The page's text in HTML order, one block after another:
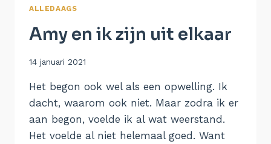
ALLEDAAGS
Amy en ik zijn uit elkaar
Door
14 januari 2021
Het begon ook wel als een opwelling. Ik
dacht, waarom ook niet. Maar zodra ik er
aan begon, voelde ik al wat weerstand.
Het voelde al niet helemaal goed. Want